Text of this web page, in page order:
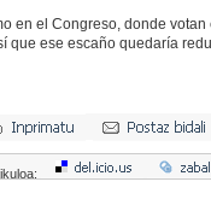
en el Congreso, donde votan
que ese escaño quedaría